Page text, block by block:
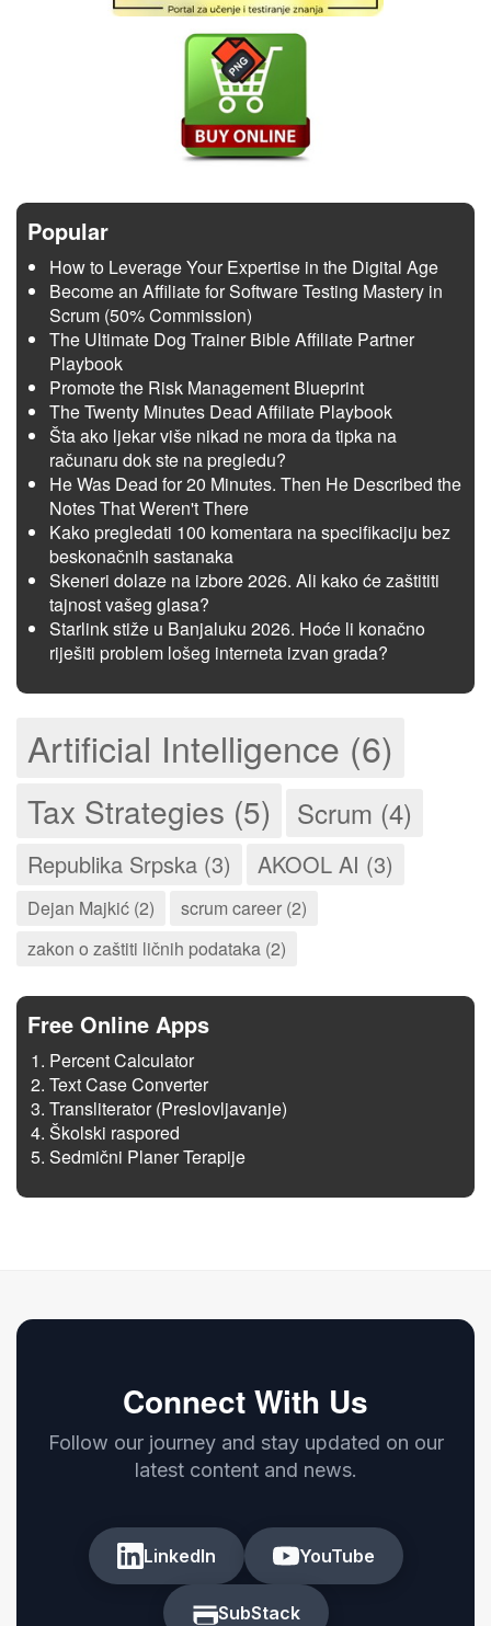
Popular
How to Leverage Your Expertise in the Digital Age
Become an Affiliate for Software Testing Mastery in
Scrum (50% Commission)
The Ultimate Dog Trainer Bible Affiliate Partner
Playbook
Promote the Risk Management Blueprint
The Twenty Minutes Dead Affiliate Playbook
Šta ako ljekar više nikad ne mora da tipka na
računaru dok ste na pregledu?
He Was Dead for 20 Minutes. Then He Described the
Notes That Weren't There
Kako pregledati 100 komentara na specifikaciju bez
beskonačnih sastanaka
Skeneri dolaze na izbore 2026. Ali kako će zaštititi
tajnost vašeg glasa?
Starlink stiže u Banjaluku 2026. Hoće li konačno
riješiti problem lošeg interneta izvan grada?
Artificial Intelligence (6)
Tax Strategies (5) Scrum (4)
Republika Srpska (3) AKOOL AI (3)
Dejan Majkić (2)
scrum career (2)
zakon o zaštiti ličnih podataka (2)
Free Online Apps
Percent Calculator
Text Case Converter
Transliterator (Preslovljavanje)
Školski raspored
Sedmični Planer Terapije
Connect With Us
Follow our journey and stay updated on our
latest content and news.
LinkedIn YouTube
SubStack